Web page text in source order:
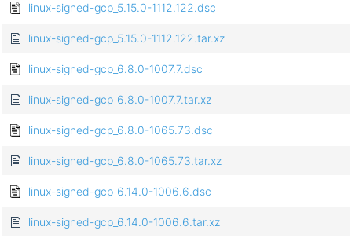
linux-signed-gcp_5.15.0-1112.122.dsc
linux-signed-gcp_5.15.0-1112.122.tar.xz
linux-signed-gcp_6.8.0-1007.7.dsc
linux-signed-gcp_6.8.0-1007.7.tar.xz
linux-signed-gcp_6.8.0-1065.73.dsc
linux-signed-gcp_6.8.0-1065.73.tar.xz
linux-signed-gcp_6.14.0-1006.6.dsc
linux-signed-gcp_6.14.0-1006.6.tar.xz